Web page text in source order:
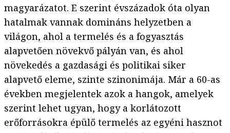
magyarázatot. E szerint évszázadok óta olyan
hatalmak vannak domináns helyzetben a
világon, ahol a termelés és a fogyasztás
alapvetően növekvő pályán van, és ahol
növekedés a gazdasági és politikai siker
alapvető eleme, szinte szinonimája. Már a 60-as
években megjelentek azok a hangok, amelyek
szerint lehet ugyan, hogy a korlátozott
erőforrásokra épülő termelés az egyéni hasznot